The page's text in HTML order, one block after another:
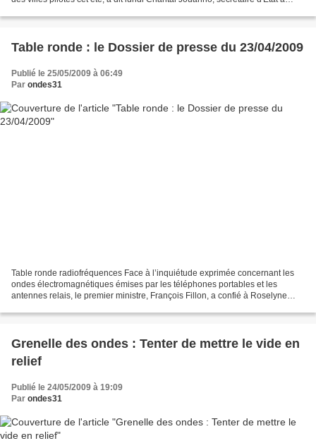
Table ronde : le Dossier de presse du 23/04/2009
Publié le 25/05/2009 à 06:49
Par ondes31
Table ronde radiofréquences Face à l’inquiétude exprimée concernant les
ondes électromagnétiques émises par les téléphones portables et les
antennes relais, le premier ministre, François Fillon, a confié à Roselyne
Grenelle des ondes : Tenter de mettre le vide en
relief
Publié le 24/05/2009 à 19:09
Par ondes31